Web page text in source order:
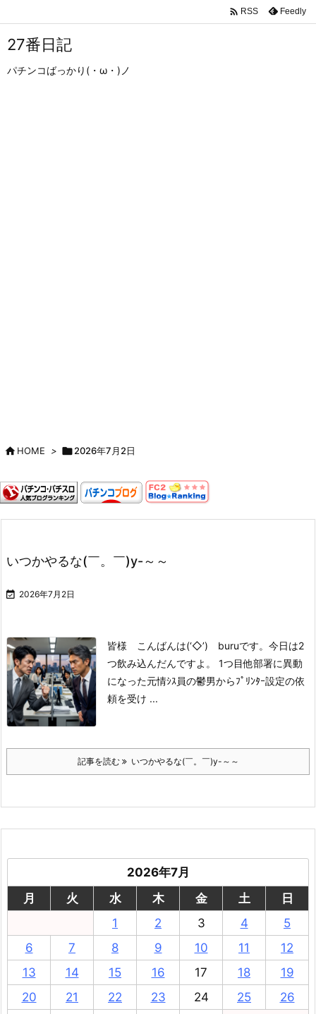
 RSS Feedly
27番日記
パチンコばっかり(・ω・)ノ
HOME > 2026年7月2日
いつかやるな(￣。￣)y-～～
 2026年7月2日
皆様 こんばんは(‘◇’)ゞburuです。 今日は2
つ飲み込んだんですよ。
1つ目他部署に異動
になった元情ｼｽ員の鬱男からﾌﾟﾘﾝﾀｰ設定の依
頼を受け ...
記事を読む いつかやるな(￣。￣)y-～～
2026年7月
月
火 水 木 金 土
日
1
2 3 4
5
6
7 8 9 10 11
12
13
14 15 16 17 18
19
20
21 22 23 24 25
26